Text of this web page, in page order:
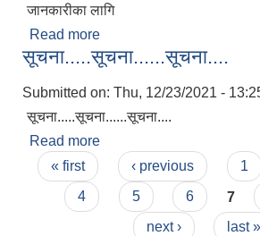
जानकारीका लागि
Read more
सबैमा जानकारीका लागि
सूचना.....सूचना......सूचना....
Submitted on: Thu, 12/23/2021 -
सूचना.....सूचना......सूचना....
Read more
Pages
« first ‹ previous 1
4
5 6 7
next ›
last »